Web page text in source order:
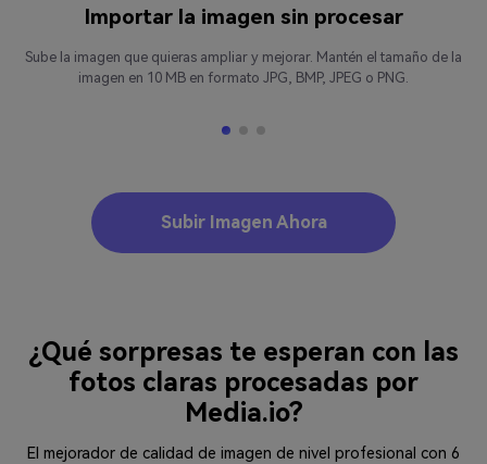
Importar la imagen sin procesar
Sube la imagen que quieras ampliar y mejorar. Mantén el tamaño de la
imagen en 10 MB en formato JPG, BMP, JPEG o PNG.
Subir Imagen Ahora
¿Qué sorpresas te esperan con las
fotos claras procesadas por
Media.io?
El mejorador de calidad de imagen de nivel profesional con 6